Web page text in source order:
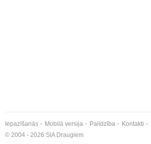
Iepazīšanās Mobilā versija Palīdzība Kontakti
© 2004 - 2026 SIA Draugiem